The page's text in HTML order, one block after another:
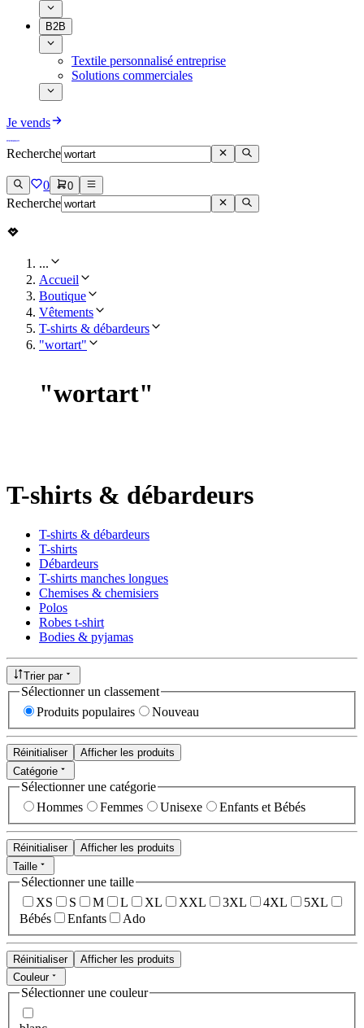
B2B
Textile personnalisé entreprise
Solutions commerciales
Je vends
Recherche
0 0
Recherche
...
Accueil
Boutique
Vêtements
T-shirts & débardeurs
"wortart"
"wortart"
T-shirts & débardeurs
T-shirts & débardeurs
T-shirts
Débardeurs
T-shirts manches longues
Chemises & chemisiers
Polos
Robes t-shirt
Bodies & pyjamas
Trier par
Sélectionner un classement
Produits populaires
Nouveau
Réinitialiser
Afficher les produits
Catégorie
Sélectionner une catégorie
Hommes
Femmes Unisexe Enfants et Bébés
Réinitialiser
Afficher les produits
Taille
Sélectionner une taille
XS
S M L XL XXL 3XL 4XL
5XL
Bébés
Enfants Ado
Réinitialiser
Afficher les produits
Couleur
Sélectionner une couleur